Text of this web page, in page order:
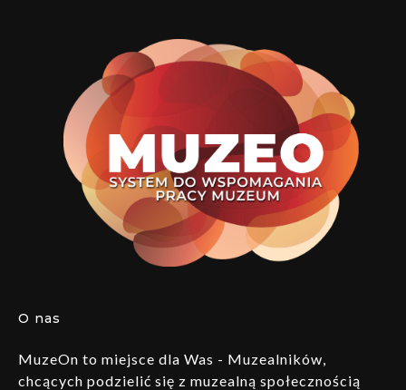
O nas
MuzeOn to miejsce dla Was - Muzealników,
chcących podzielić się z muzealną społecznością